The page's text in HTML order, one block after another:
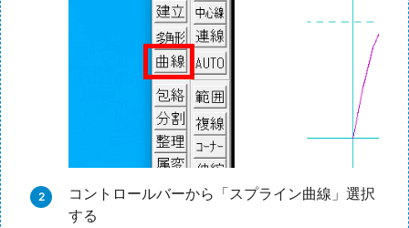
コントロールバーから「スプライン曲線」選択
する